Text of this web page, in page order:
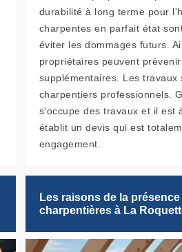
durabilité à long terme pour
charpentes en parfait état
éviter les dommages futurs.
propriétaires peuvent
supplémentaires. Les travaux
charpentiers professionnels.
s'occupe des travaux et il est
établit un devis qui est
engagement.
Les raisons de la
charpentières à La